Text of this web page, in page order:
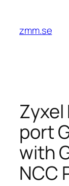
innehåll
zmm.se
Zyxel
port
with
NCC